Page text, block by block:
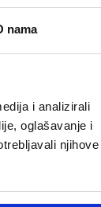
nama
i analizirali
oglašavanje i
njihove